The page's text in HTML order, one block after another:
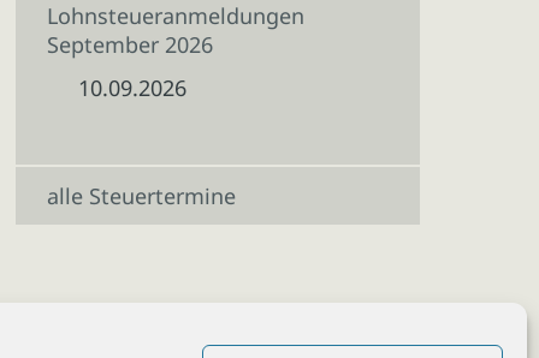
Lohnsteueranmeldungen
September 2026
10.09.2026
alle Steuertermine